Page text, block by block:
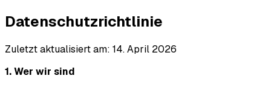
Datenschutzrichtlinie
Zuletzt aktualisiert am: 14. April 2026
1. Wer wir sind